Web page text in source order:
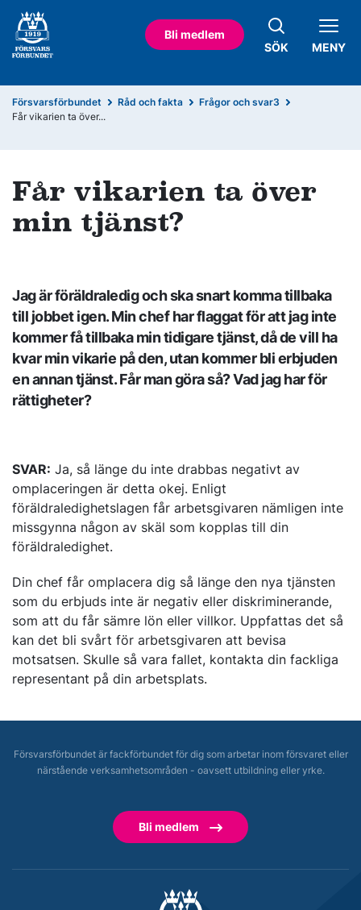
Bli medlem
SÖK
MENY
Försvarsförbundet Råd och fakta
Frågor och svar3
Får vikarien ta över...
Får vikarien ta över
min tjänst?
Jag är föräldraledig och ska snart komma tillbaka
till jobbet igen. Min chef har flaggat för att jag inte
kommer få tillbaka min tidigare tjänst, då de vill ha
kvar min vikarie på den, utan kommer bli erbjuden
en annan tjänst. Får man göra så? Vad jag har för
rättigheter?
SVAR: Ja, så länge du inte drabbas negativt av
omplaceringen är detta okej. Enligt
föräldraledighetslagen får arbetsgivaren nämligen inte
missgynna någon av skäl som kopplas till din
föräldraledighet.
Din chef får omplacera dig så länge den nya tjänsten
som du erbjuds inte är negativ eller diskriminerande,
som att du får sämre lön eller villkor. Uppfattas det så
kan det bli svårt för arbetsgivaren att bevisa
motsatsen. Skulle så vara fallet, kontakta din fackliga
representant på din arbetsplats.
Försvarsförbundet är fackförbundet för dig som arbetar inom försvaret eller
närstående verksamhetsområden - oavsett utbildning eller yrke.
Bli medlem
Försvarsförbundet